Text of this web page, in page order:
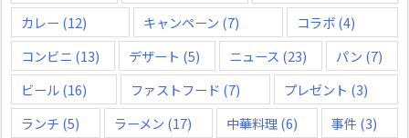
カレー (12) キャンペーン (7) コラボ(4)
コンビニ (13) デザート (5) ニュース (23) パン (7)
ビール(16) ファストフード (7) プレゼント (3)
ランチ (5) ラーメン (17) 中華料理(6) 事件 (3)